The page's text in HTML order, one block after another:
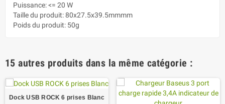
Puissance: <= 20 W
Taille du produit: 80x27.5x39.5mmmm
Poids du produit: 50g
15 autres produits dans la même catégorie :
Dock USB ROCK 6 prises Blanc